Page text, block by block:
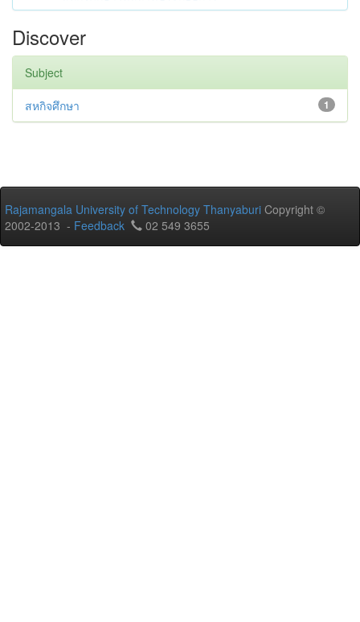
Discover
Subject
1
สหกิจศึกษา
Rajamangala University of Technology Thanyaburi Copyright ©
2002-2013 - Feedback 02 549 3655